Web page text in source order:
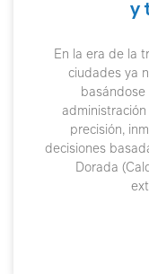
y
En la era de la
ciudades ya
basándose
precisión,
decisiones
Dorada